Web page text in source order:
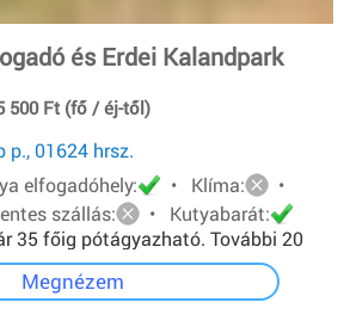
és Erdei Kalandpark
500 Ft (fő / éj-től)
p., 01624 hrsz.
elfogadóhely:
• Klíma:
•
szállás:
• Kutyabarát:
35 főig pótágyazható. További 20
elhelyezni.
Megnézem